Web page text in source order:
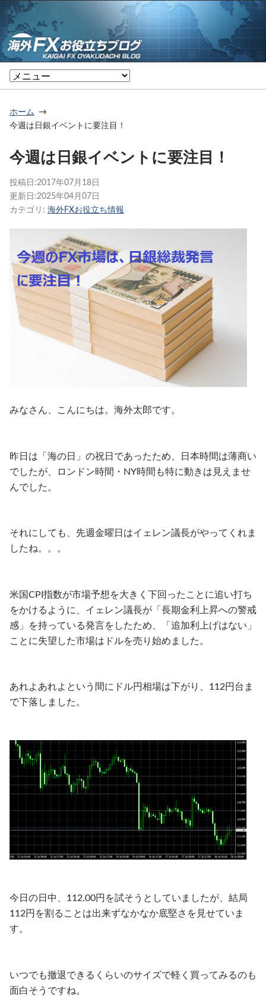
ホーム
今週は日銀イベントに要注目！
今週は日銀イベントに要注目！
投稿日:2017年07月18日
更新日:2025年04月07日
カテゴリ: 海外FXお役立ち情報
みなさん、こんにちは。海外太郎です。
昨日は「海の日」の祝日であったため、日本時間は薄商い
でしたが、ロンドン時間・NY時間も特に動きは見えませ
んでした。
それにしても、先週金曜日はイェレン議長がやってくれま
したね。。。
米国CPI指数が市場予想を大きく下回ったことに追い打ち
をかけるように、イェレン議長が「長期金利上昇への警戒
感」を持っている発言をしたため、「追加利上げはない」
ことに失望した市場はドルを売り始めました。
あれよあれよという間にドル円相場は下がり、112円台ま
で下落しました。
今日の日中、112.00円を試そうとしていましたが、結局
112円を割ることは出来ずなかなか底堅さを見せていま
す。
いつでも撤退できるくらいのサイズで軽く買ってみるのも
面白そうですね。